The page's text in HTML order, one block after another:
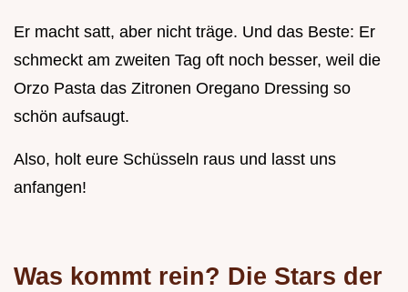
Er macht satt, aber nicht träge. Und das Beste: Er
schmeckt am zweiten Tag oft noch besser, weil die
Orzo Pasta das Zitronen Oregano Dressing so
schön aufsaugt.
Also, holt eure Schüsseln raus und lasst uns
anfangen!
Was kommt rein? Die Stars der